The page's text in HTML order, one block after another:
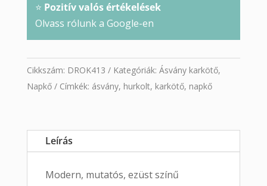
⭐ Pozitív valós értékelések
Olvass rólunk a Google-en
Cikkszám: DROK413 Kategóriák: Ásvány karkötő,
Napkő
Címkék: ásvány, hurkolt, karkötő, napkő
Leírás
Modern, mutatós, ezüst színű